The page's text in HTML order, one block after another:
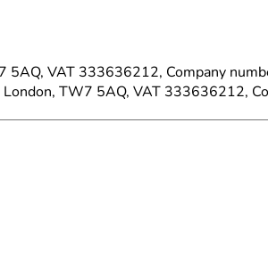
5AQ, VAT 333636212, Company
TW7 5AQ, VAT 333636212,